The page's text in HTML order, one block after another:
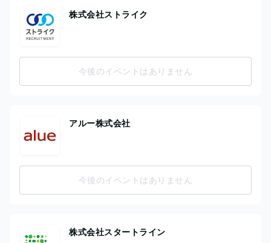
株式会社ストライク
今後のイベントはありません
アルー株式会社
今後のイベントはありません
株式会社スタートライン